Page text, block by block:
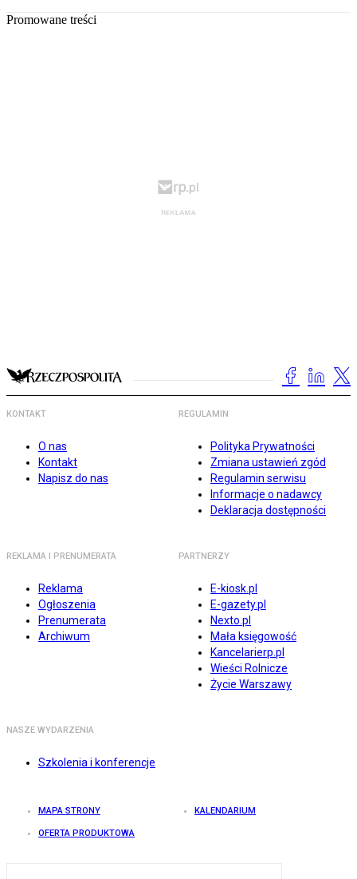
Promowane treści
KONTAKT
O nas
Kontakt
Napisz do nas
REGULAMIN
Polityka Prywatności
Zmiana ustawień zgód
Regulamin serwisu
Informacje o nadawcy
Deklaracja dostępności
REKLAMA I PRENUMERATA
Reklama
Ogłoszenia
Prenumerata
Archiwum
PARTNERZY
E-kiosk.pl
E-gazety.pl
Nexto.pl
Mała księgowość
Kancelarierp.pl
Wieści Rolnicze
Życie Warszawy
NASZE WYDARZENIA
Szkolenia i konferencje
MAPA STRONY KALENDARIUM
OFERTA PRODUKTOWA